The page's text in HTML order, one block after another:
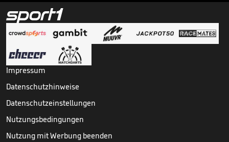
Impressum
Datenschutzhinweise
Datenschutzeinstellungen
Nutzungsbedingungen
Nutzung mit Werbung beenden